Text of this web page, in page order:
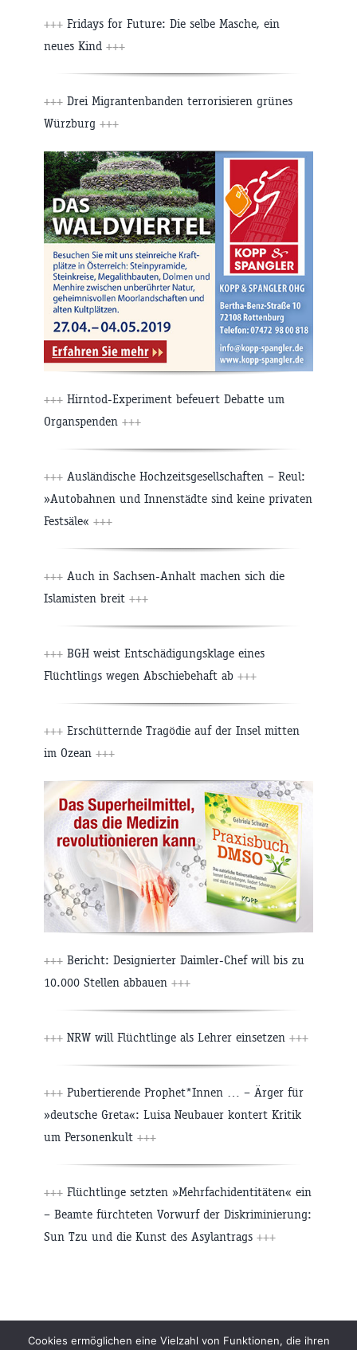
+++ Fridays for Future: Die selbe Masche, ein
neues Kind +++
+++ Drei Migrantenbanden terrorisieren grünes
Würzburg +++
+++ Hirntod-Experiment befeuert Debatte um
Organspenden +++
+++ Ausländische Hochzeitsgesellschaften – Reul:
»Autobahnen und Innenstädte sind keine privaten
Festsäle« +++
+++ Auch in Sachsen-Anhalt machen sich die
Islamisten breit +++
+++ BGH weist Entschädigungsklage eines
Flüchtlings wegen Abschiebehaft ab +++
+++ Erschütternde Tragödie auf der Insel mitten
im Ozean +++
+++ Bericht: Designierter Daimler-Chef will bis zu
10.000 Stellen abbauen +++
+++ NRW will Flüchtlinge als Lehrer einsetzen +++
+++ Pubertierende Prophet*Innen … – Ärger für
»deutsche Greta«: Luisa Neubauer kontert Kritik
um Personenkult +++
+++ Flüchtlinge setzten »Mehrfachidentitäten« ein
– Beamte fürchteten Vorwurf der Diskriminierung:
Sun Tzu und die Kunst des Asylantrags +++
Beiträge Archiv Impressum Newsletter
Cookies ermöglichen eine Vielzahl von Funktionen, die ihren